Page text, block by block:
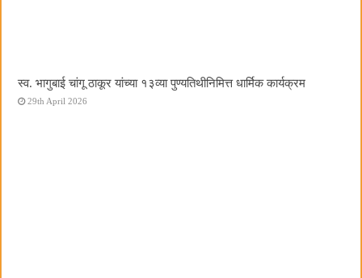
स्व. भागुबाई चांगू ठाकूर यांच्या १३व्या पुण्यतिथीनिमित्त धार्मिक कार्यक्रम
29th April 2026